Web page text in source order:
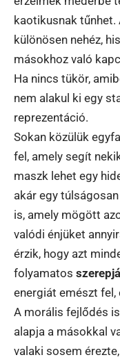
kaotikusnak tűnhet.
különösen nehéz,
másokhoz való
Ha nincs tükör,
nem alakul ki egy
reprezentáció.
Sokan közülük
fel, amely segít
maszk lehet egy
akár egy
is, amely mögött
valódi énjüket
érzik, hogy azt
folyamatos
energiát emészt fel,
A morális fejlődés
alapja a másokkal
valaki sosem